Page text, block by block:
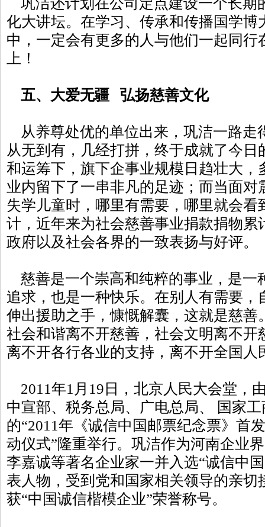
巩洁还计划在公司定点建设一个长期
化大讲坛。在学习、传承和传播国学博
中，一定会有更多的人与他们一起同行
上！
五、大爱无疆 弘扬慈善文化
从养尊处优的单位出来，巩洁一路走
从无到有，几经打拼，终于成就了今
和运筹下，旗下企事业规模日趋壮大，
业内留下了一串非凡的足迹；而当面对
失学儿童时，哪里有需要，哪里就会看
计，近年来为社会慈善事业捐款捐物累
政府以及社会各界的一致表扬与好评。
慈善是一个崇高和纯粹的事业，是一
追求，也是一种快乐。在别人有需要，
伸出援助之手，慷慨解囊，这就是慈善
社会和谐离不开慈善，社会文明离不开
离不开各行各业的支持，离不开全国人
2011年1月19日，北京人民大会堂，
中宣部、税务总局、广电总局、 国家
的“2011年《诚信中国邮票纪念票》首
动仪式”隆重举行。巩洁作为河南企业
李嘉诚等著名企业家一并入选“诚信中
表人物，受到党和国家相关领导的亲切
获“中国诚信楷模企业”荣誉称号。